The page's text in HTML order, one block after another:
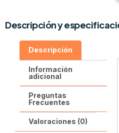
Descripción y
Descripción
Información
adicional
Preguntas
Frecuentes
Valoraciones (0)